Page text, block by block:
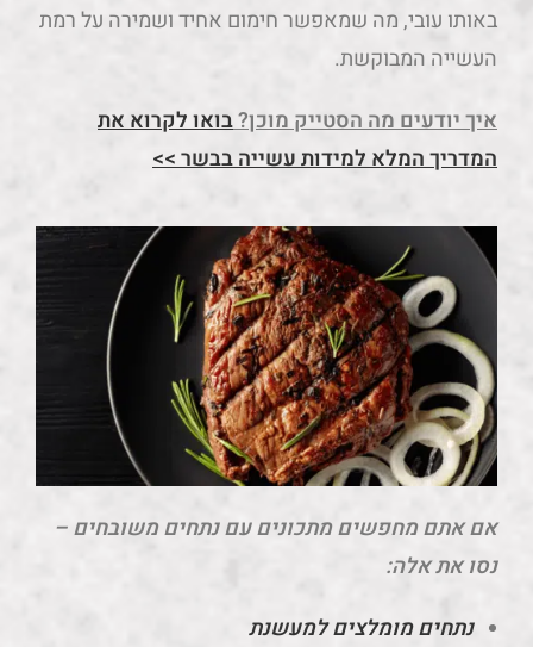
באותו עובי, מה שמאפשר חימום אחיד ושמירה על רמת
העשייה המבוקשת.
איך יודעים מה הסטייק מוכן?בואו לקרוא את
המדריך המלא למידות עשייה בבשר >>
אם אתם מחפשים מתכונים עם נתחים משובחים –
נסו את אלה:
נתחים מומלצים למעשנת